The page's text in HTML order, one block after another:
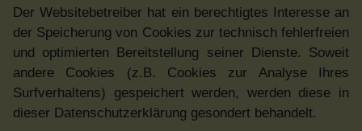
Der Websitebetreiber hat ein berechtigtes Interesse an
der Speicherung von Cookies zur technisch fehlerfreien
und optimierten Bereitstellung seiner Dienste. Soweit
andere Cookies (z.B. Cookies zur Analyse Ihres
Surfverhaltens) gespeichert werden, werden diese in
dieser Datenschutzerklärung gesondert behandelt.